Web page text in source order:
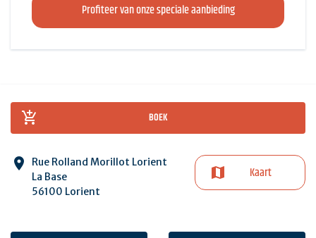
Profiteer van onze speciale aanbieding
BOEK
Rue Rolland Morillot Lorient
La Base
56100 Lorient
Kaart